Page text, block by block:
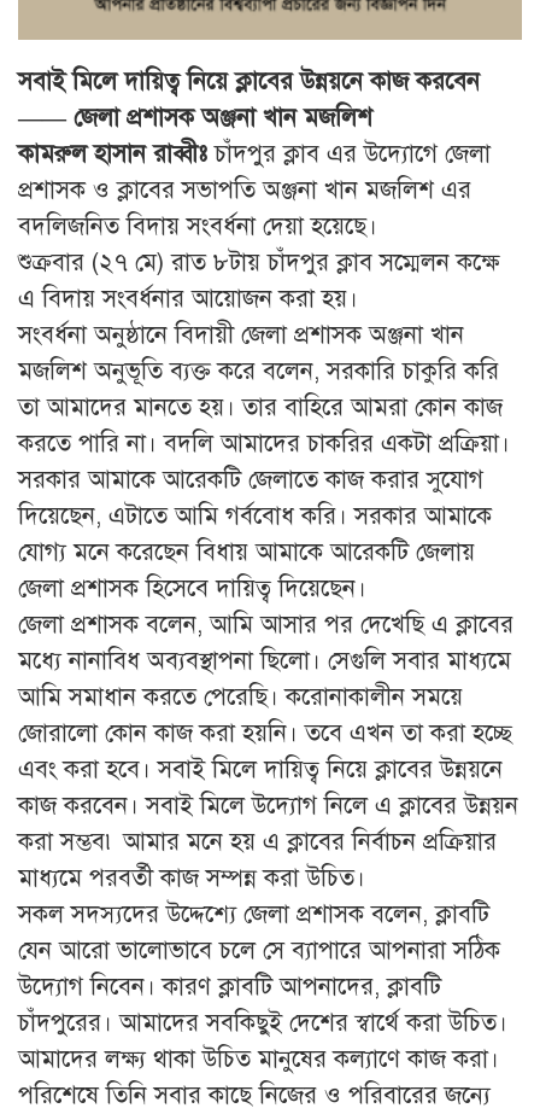
সবাই মিলে দায়িত্ব নিয়ে ক্লাবের উন্নয়নে কাজ করবেন
—— জেলা প্রশাসক অঞ্জনা খান মজলিশ
কামরুল হাসান রাব্বীঃ চাঁদপুর ক্লাব এর উদ্যোগে জেলা
প্রশাসক ও ক্লাবের সভাপতি অঞ্জনা খান মজলিশ এর
বদলিজনিত বিদায় সংবর্ধনা দেয়া হয়েছে।
শুক্রবার (২৭ মে) রাত ৮টায় চাঁদপুর ক্লাব সম্মেলন কক্ষে
এ বিদায় সংবর্ধনার আয়োজন করা হয়।
সংবর্ধনা অনুষ্ঠানে বিদায়ী জেলা প্রশাসক অঞ্জনা খান
মজলিশ অনুভূতি ব্যক্ত করে বলেন, সরকারি চাকুরি করি
তা আমাদের মানতে হয়। তার বাহিরে আমরা কোন কাজ
করতে পারি না। বদলি আমাদের চাকরির একটা প্রক্রিয়া।
সরকার আমাকে আরেকটি জেলাতে কাজ করার সুযোগ
দিয়েছেন, এটাতে আমি গর্ববোধ করি। সরকার আমাকে
যোগ্য মনে করেছেন বিধায় আমাকে আরেকটি জেলায়
জেলা প্রশাসক হিসেবে দায়িত্ব দিয়েছেন।
জেলা প্রশাসক বলেন, আমি আসার পর দেখেছি এ ক্লাবের
মধ্যে নানাবিধ অব্যবস্থাপনা ছিলো। সেগুলি সবার মাধ্যমে
আমি সমাধান করতে পেরেছি। করোনাকালীন সময়ে
জোরালো কোন কাজ করা হয়নি। তবে এখন তা করা হচ্ছে
এবং করা হবে। সবাই মিলে দায়িত্ব নিয়ে ক্লাবের উন্নয়নে
কাজ করবেন। সবাই মিলে উদ্যোগ নিলে এ ক্লাবের উন্নয়ন
করা সম্ভব৷ আমার মনে হয় এ ক্লাবের নির্বাচন প্রক্রিয়ার
মাধ্যমে পরবর্তী কাজ সম্পন্ন করা উচিত।
সকল সদস্যদের উদ্দেশ্যে জেলা প্রশাসক বলেন, ক্লাবটি
যেন আরো ভালোভাবে চলে সে ব্যাপারে আপনারা সঠিক
উদ্যোগ নিবেন। কারণ ক্লাবটি আপনাদের, ক্লাবটি
চাঁদপুরের। আমাদের সবকিছুই দেশের স্বার্থে করা উচিত।
আমাদের লক্ষ্য থাকা উচিত মানুষের কল্যাণে কাজ করা।
পরিশেষে তিনি সবার কাছে নিজের ও পরিবারের জন্যে